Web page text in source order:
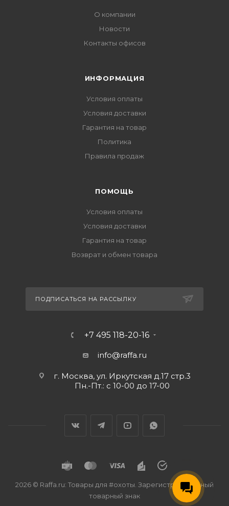
О компании
Новости
Контакты офисов
ИНФОРМАЦИЯ
Условия оплаты
Условия доставки
Гарантия на товар
Политика
Правила продаж
ПОМОЩЬ
Условия оплаты
Условия доставки
Гарантия на товар
Возврат и обмен товара
ПОДПИСАТЬСЯ НА РАССЫЛКУ
+7 495 118-20-16
info@raffa.ru
г. Москва, ул. Иркутская д.17 стр.3
Пн.-Пт.: с 10-00 до 17-00
2026 © Raffa.ru: Товары для #охоты. Зарегистрированный
товарный знак